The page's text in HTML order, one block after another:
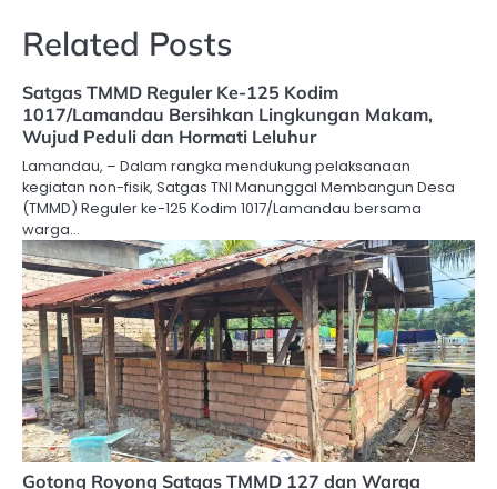
Related Posts
Satgas TMMD Reguler Ke-125 Kodim
1017/Lamandau Bersihkan Lingkungan Makam,
Wujud Peduli dan Hormati Leluhur
Lamandau, – Dalam rangka mendukung pelaksanaan
kegiatan non-fisik, Satgas TNI Manunggal Membangun Desa
(TMMD) Reguler ke-125 Kodim 1017/Lamandau bersama
warga…
Gotong Royong Satgas TMMD 127 dan Warga